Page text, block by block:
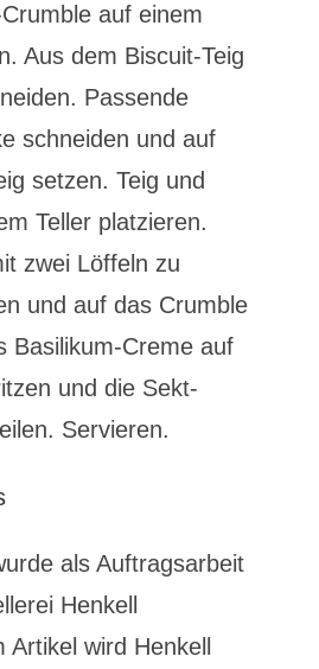
auf einem
Aus dem Biscuit-Teig
Passende
schneiden und auf
setzen. Teig und
Teller platzieren.
zwei Löffeln zu
und auf das Crumble
Basilikum-Creme auf
und die Sekt-
Servieren.
als Auftragsarbeit
Henkell
wird Henkell